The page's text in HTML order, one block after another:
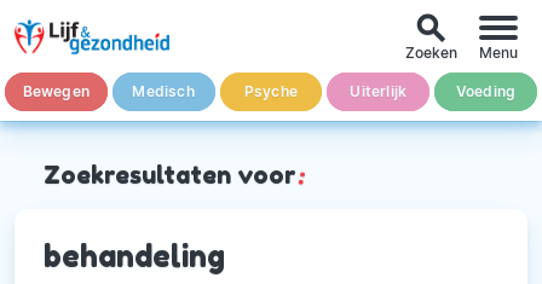
Bewegen Medisch Psyche Uiterlijk Voeding
search
Zoeken Menu
Zoekresultaten voor:
behandeling